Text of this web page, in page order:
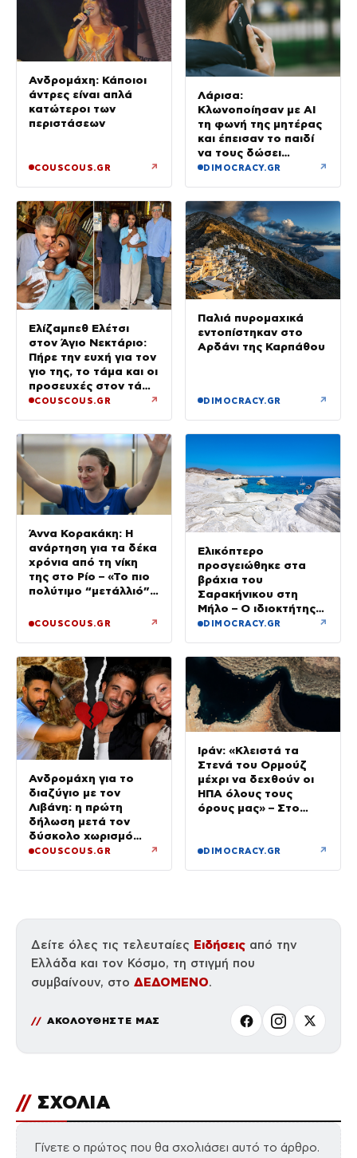
Ανδρομάχη: Κάποιοι
άντρες είναι απλά
κατώτεροι των
περιστάσεων
COUSCOUS.GR ↗
Λάρισα:
Κλωνοποίησαν με AI
τη φωνή της μητέρας
και έπεισαν το παιδί
να τους δώσει
χρήματα και
DIMOCRACY.GR ↗
Ελίζαμπεθ Ελέτσι
στον Άγιο Νεκτάριο:
Πήρε την ευχή για τον
γιο της, το τάμα και οι
προσευχές στον τάφο
του Αγίου
COUSCOUS.GR ↗
Παλιά πυρομαχικά
εντοπίστηκαν στο
Αρδάνι της Καρπάθου
DIMOCRACY.GR ↗
Άννα Κορακάκη: Η
ανάρτηση για τα δέκα
χρόνια από τη νίκη
της στο Ρίο – «Το πιο
πολύτιμο “μετάλλιό”
COUSCOUS.GR ↗
Ελικόπτερο
προσγειώθηκε στα
βράχια του
Σαρακήνικου στη
Μήλο – Ο ιδιοκτήτης
κατέβηκε για μπάνιο
DIMOCRACY.GR ↗
Ανδρομάχη για το
διαζύγιο με τον
Λιβάνη: η πρώτη
δήλωση μετά τον
δύσκολο χωρισμό
«Όποιος έχει…»
COUSCOUS.GR ↗
Ιράν: «Κλειστά τα
Στενά του Ορμούζ
μέχρι να δεχθούν οι
ΗΠΑ όλους τους
όρους μας» – Στο
DIMOCRACY.GR ↗
Δείτε όλες τις τελευταίες Ειδήσεις από την
Ελλάδα και τον Κόσμο, τη στιγμή που
συμβαίνουν, στο ΔΕΔΟΜΕΝΟ.
ΑΚΟΛΟΥΘΗΣΤΕ ΜΑΣ
// ΣΧΟΛΙΑ
Γίνετε ο πρώτος που θα σχολιάσει αυτό το άρθρο.